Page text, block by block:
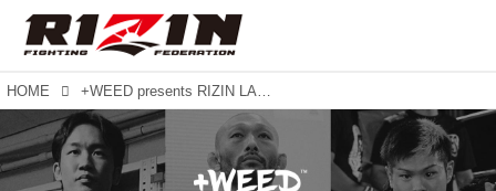
HOME +WEED presents RIZIN LANDMARK vol.1 BACKSTAGE GALLERY